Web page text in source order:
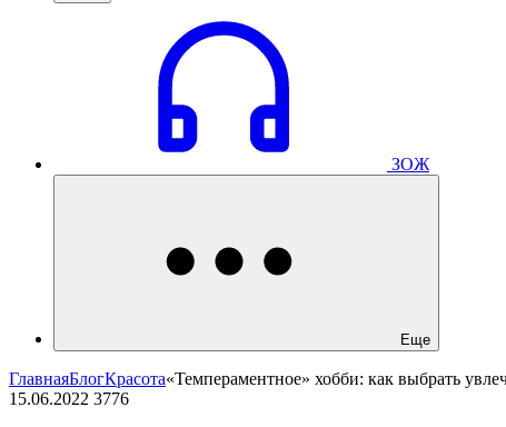
ЗОЖ
Еще
ГлавнаяБлогКрасота«Темпераментное» хобби: как выбрать
15.06.2022 3776